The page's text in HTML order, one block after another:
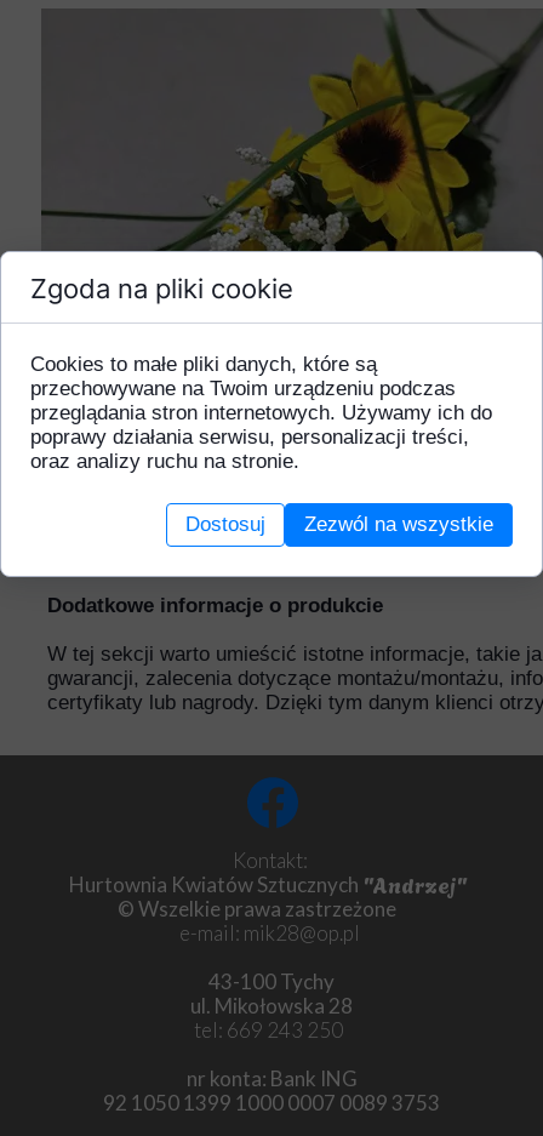
Dodatkowe informacje o produkcie
W tej sekcji warto umieścić istotne informacje, takie
gwarancji, zalecenia dotyczące montażu/montażu,
certyfikaty lub nagrody. Dzięki tym danym klienci
Kontakt:
Hurtownia Kwiatów Sztucznych "Andrzej"
© Wszelkie prawa zastrzeżone
e-mail: mik28@op.pl
43-100 Tychy
ul. Mikołowska 28
tel: 669 243 250
nr konta: Bank ING
92 1050 1399 1000 0007 0089 3753
Zgoda na pliki cookie
Cookies to małe pliki danych, które są
przechowywane na Twoim urządzeniu podczas
przeglądania stron internetowych. Używamy ich do
poprawy działania serwisu, personalizacji treści,
oraz analizy ruchu na stronie.
Dostosuj Zezwól na wszystkie